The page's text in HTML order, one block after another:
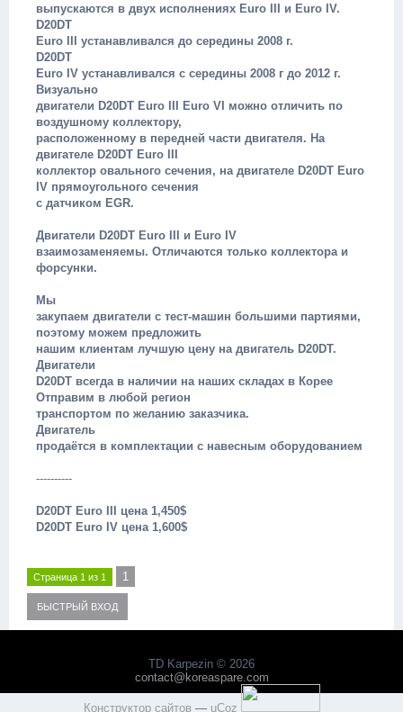
выпускаются в двух исполнениях Euro III и Euro IV.
D20DT
Euro III устанавливался до середины 2008 г.
D20DT
Euro IV устанавливался с середины 2008 г до 2012 г.
Визуально
двигатели D20DT Euro III Euro VI можно отличить по
воздушному коллектору,
расположенному в передней части двигателя. На
двигателе D20DT Euro III
коллектор овального сечения, на двигателе D20DT Euro
IV прямоугольного сечения
с датчиком EGR.
Двигатели D20DT Euro III и Euro IV
взаимозаменяемы. Отличаются только коллектора и
форсунки.
Мы
закупаем двигатели с тест-машин большими партиями,
поэтому можем предложить
нашим клиентам лучшую цену на двигатель D20DT.
Двигатели
D20DT всегда в наличии на наших складах в Корее
Отправим в любой регион
транспортом по желанию заказчика.
Двигатель
продаётся в комплектации с навесным оборудованием
----------
D20DT Euro III цена 1,450$
D20DT Euro IV цена 1,600$
Страница 1 из 1 1
TD Karpezin © 2026
contact@koreaspare.com
Конструктор сайтов — uCoz